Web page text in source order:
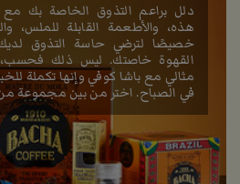
دلل براعم التذوق الخاصة بك مع
هذه، والأطعمة القابلة للملس،
خصيصًا لترضي حاسة التذوق
القهوة خاصتك. ليس ذلك فحسب،
مثالي مع باشا كوفي وإنها تكملة
في الصباح. اختر من بين مجموعة من